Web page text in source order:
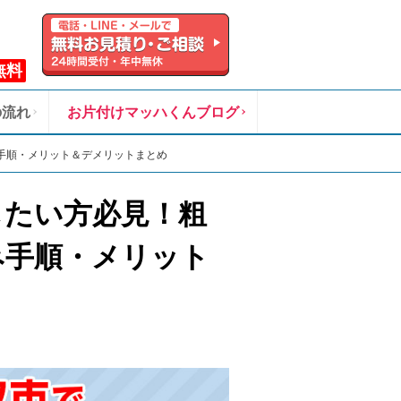
料
れ お片付けマッハくんブログ
・メリット＆デメリットまとめ
い方必見！粗
順・メリット